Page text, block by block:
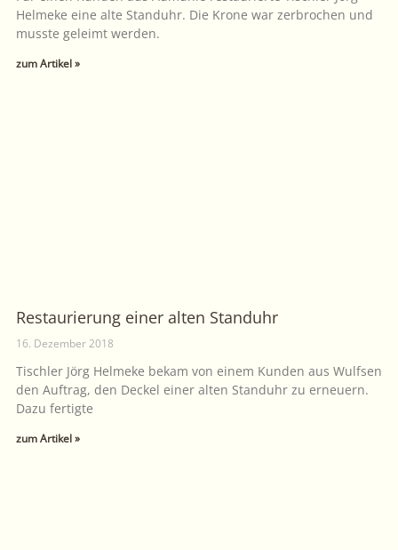
Helmeke eine alte Standuhr. Die Krone war zerbrochen und
musste geleimt werden.
zum Artikel »
Restaurierung einer alten Standuhr
16. Dezember 2018
Tischler Jörg Helmeke bekam von einem Kunden aus Wulfsen
den Auftrag, den Deckel einer alten Standuhr zu erneuern.
Dazu fertigte
zum Artikel »